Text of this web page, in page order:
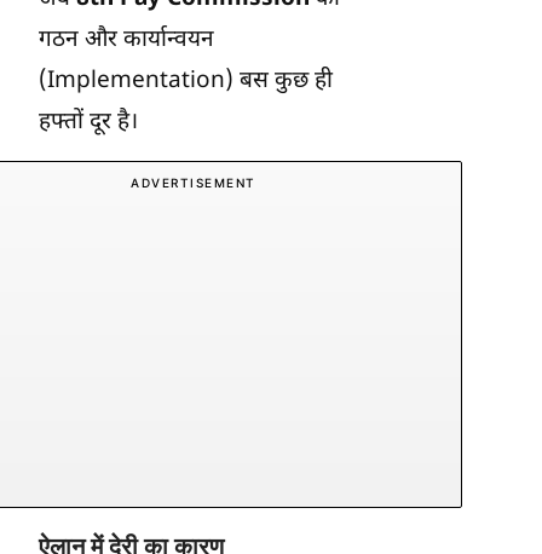
गठन और कार्यान्वयन
(Implementation) बस कुछ ही
हफ्तों दूर है।
ADVERTISEMENT
ऐलान में देरी का कारण